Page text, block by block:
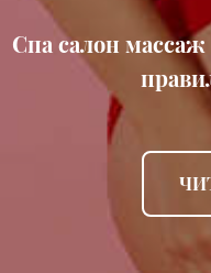
Спа салон